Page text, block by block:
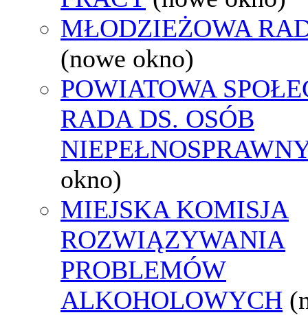
MŁODZIEŻOWA
(nowe okno)
POWIATOWA
RADA DS. OSÓB
okno)
MIEJSKA KOMISJA
ROZWIĄZYWANIA
PROBLEMÓW
ALKOHOLOWYCH